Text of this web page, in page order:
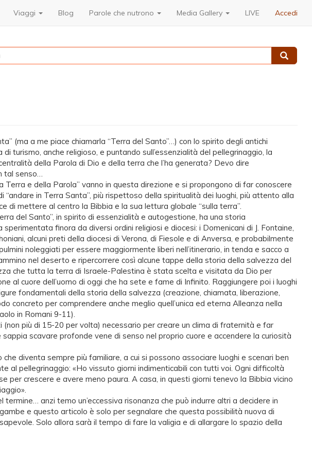
Accedi
Viaggi Blog Parole che nutrono Media Gallery LIVE
Cerca
(ma a me piace chiamarla “Terra del Santo”…) con lo spirito degli antichi
turismo, anche religioso, e puntando sull’essenzialità del pellegrinaggio, la
della Parola di Dio e della terra che l’ha generata? Devo dire
tal senso…
e della Parola” vanno in questa direzione e si propongono di far conoscere
in Terra Santa”, più rispettoso della spiritualità dei luoghi, più attento alla
di mettere al centro la Bibbia e la sua lettura globale “sulla terra”.
del Santo”, in spirito di essenzialità e autogestione, ha una storia
finora da diversi ordini religiosi e diocesi: i Domenicani di J. Fontaine,
alcuni preti della diocesi di Verona, di Fiesole e di Anversa, e probabilmente
noleggiati per essere maggiormente liberi nell’itinerario, in tenda e sacco a
nel deserto e ripercorrere così alcune tappe della storia della salvezza del
che tutta la terra di Israele-Palestina è stata scelta e visitata da Dio per
al cuore dell’uomo di oggi che ha sete e fame di Infinito. Raggiungere poi i luoghi
fondamentali della storia della salvezza (creazione, chiamata, liberazione,
concreto per comprendere anche meglio quell’unica ed eterna Alleanza nella
in Romani 9-11).
più di 15-20 per volta) necessario per creare un clima di fraternità e far
scavare profonde vene di senso nel proprio cuore e accendere la curiosità
diventa sempre più familiare, a cui si possono associare luoghi e scenari ben
al pellegrinaggio: «Ho vissuto giorni indimenticabili con tutti voi. Ogni difficoltà
per crescere e avere meno paura. A casa, in questi giorni tenevo la Bibbia vicino
anzi temo un’eccessiva risonanza che può indurre altri a decidere in
e questo articolo è solo per segnalare che questa possibilità nuova di
Solo allora sarà il tempo di fare la valigia e di allargare lo spazio della